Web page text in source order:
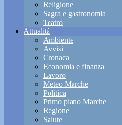
Religione
Sagra e gastronomia
Teatro
Attualità
Ambiente
Avvisi
Cronaca
Economia e finanza
Lavoro
Meteo Marche
Politica
Primo piano Marche
Regione
Salute